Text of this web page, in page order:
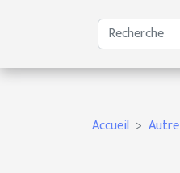
Accueil Autre